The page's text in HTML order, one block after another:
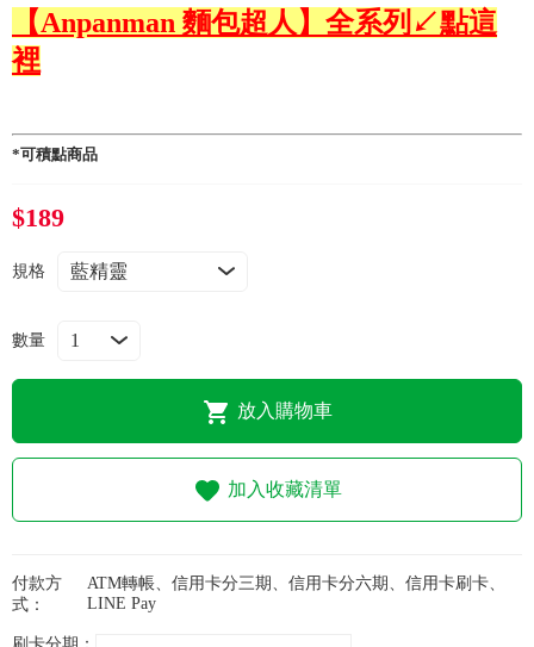
合作提案
【Anpanman 麵包超人】全系列↙點這
裡
*可積點商品
$189
規格
數量
放入購物車
加入收藏清單
付款方
式：
ATM轉帳、信用卡分三期、信用卡分六期、信用卡刷卡、
LINE Pay